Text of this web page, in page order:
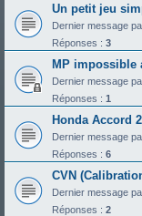
Un petit jeu
Dernier message
Réponses : 3
MP impossible
Dernier message
Réponses : 1
Honda Accord
Dernier message
Réponses : 6
CVN
Dernier message
Réponses : 2